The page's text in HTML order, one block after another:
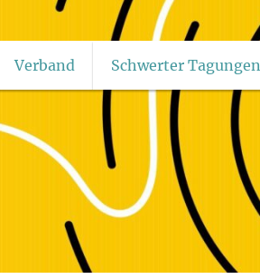
Verband Schwerter Tagungen